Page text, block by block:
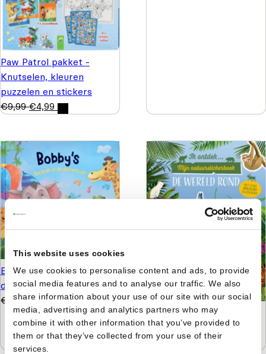
This website uses cookies
We use cookies to personalise content and ads, to provide
social media features and to analyse our traffic. We also
share information about your use of our site with our social
media, advertising and analytics partners who may
combine it with other information that you’ve provided to
them or that they’ve collected from your use of their
services.
Paw Patrol pakket -
Knutselen, kleuren
puzzelen en stickers
€9,99 €4,99
Bobby's feestje in de
dierentuin
€
3,99
Mijn natuurstickerboek:
De wereld rond
€ 6,99 €4,99